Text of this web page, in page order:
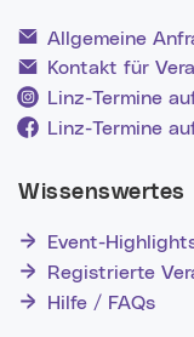
Allgemeine
Kontakt für
Linz-Termine
Linz-Termine
Wissenswertes
Event-
Registrierte
Hilfe / FAQs